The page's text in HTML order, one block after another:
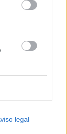
legal